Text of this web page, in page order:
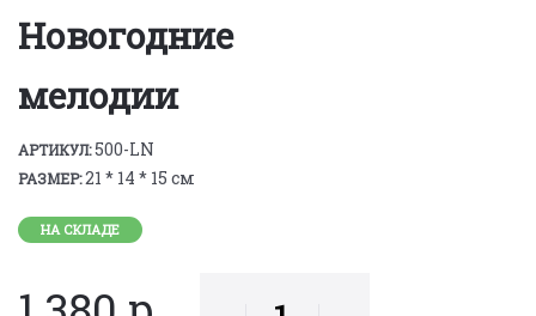
Новогодние
мелодии
АРТИКУЛ:500-LN
РАЗМЕР:21 * 14 * 15 см
НА СКЛАДЕ